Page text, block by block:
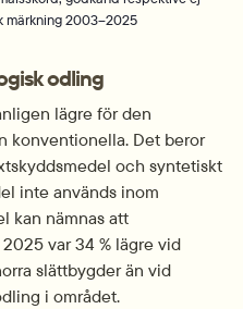
märkning 2003–2025
odling
lägre för den
konventionella. Det beror
och syntetiskt
inte används inom
kan nämnas att
var 34 % lägre vid
slättbygder än vid
i området.